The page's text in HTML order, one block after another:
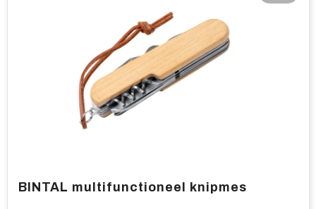
BINTAL multifunctioneel knipmes